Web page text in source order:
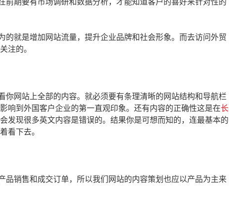
前期要有市场调研和数据分析，才能知道客户的喜好来针对性的
就是增加网站流量，提升企业品牌和社会形象。而去访问外贸
注的。
网站上全部的内容。就必须要有条理清晰的网站结构和导航栏
响到外国客户企业的第一直观印象。还有内容的正确性这是在长
发现很多英文内容是错误的。结果你是可想而知的，连最基本的
看下去。
销售和成交订单，所以我们网站的内容策划也应以产品为主来